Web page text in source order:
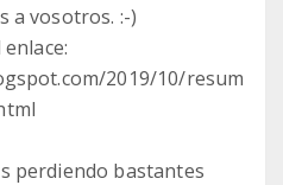
a vosotros. :-)
2019/10/resum
perdiendo bastantes